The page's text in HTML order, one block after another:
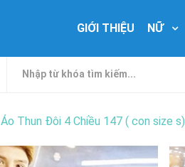
GIỚI THIỆU NỮ
Áo Thun Đôi 4 Chiều 147 ( con size s)